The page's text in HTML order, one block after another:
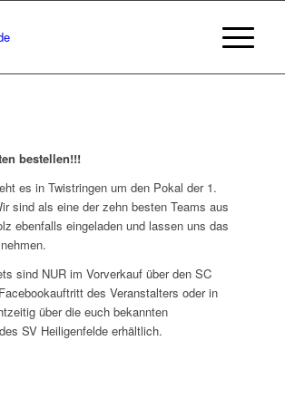
bestellen!!!
es in Twistringen um den Pokal der 1.
sind als eine der zehn besten Teams aus
ebenfalls eingeladen und lassen uns das
sind NUR im Vorverkauf über den SC
des Veranstalters oder in
über die euch bekannten
SV Heiligenfelde erhältlich.